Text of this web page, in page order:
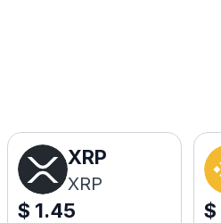
XRP
XRP
$ 1.45 $